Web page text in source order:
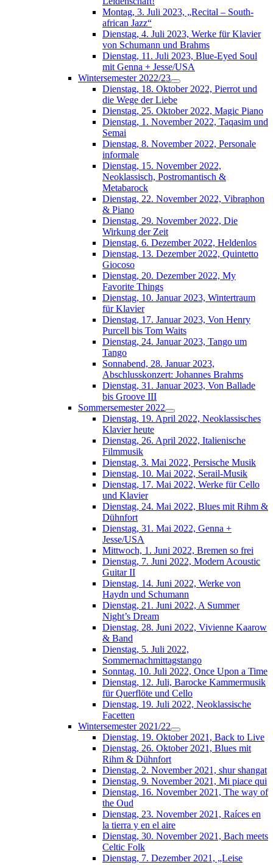
Montag, 3. Juli 2023, „Recital – South-
african Jazz“
Dienstag, 4. Juli 2023, Werke für Klavier
von Schumann und Brahms
Dienstag, 11. Juli 2023, Blue-Eyed Soul
mit Genna + Jesse/USA
Wintersemester 2022/23
Dienstag, 18. Oktober 2022, Pierrot und
die Wege der Liebe
Dienstag, 25. Oktober 2022, Magic Piano
Dienstag, 1. November 2022, Taqasim und
Semai
Dienstag, 8. November 2022, Personale
informale
Dienstag, 15. November 2022,
Neoklassisch, Postromantisch &
Metabarock
Dienstag, 22. November 2022, Vibraphon
& Piano
Dienstag, 29. November 2022, Die
Wirkung der Zeit
Dienstag, 6. Dezember 2022, Heldenlos
Dienstag, 13. Dezember 2022, Quintetto
Giocoso
Dienstag, 20. Dezember 2022, My
Favorite Things
Dienstag, 10. Januar 2023, Wintertraum
für Klavier
Dienstag, 17. Januar 2023, Von Henry
Purcell bis Tom Waits
Dienstag, 24. Januar 2023, Tango um
Tango
Sonnabend, 28. Januar 2023,
Abschlusskonzert: Johannes Brahms
Dienstag, 31. Januar 2023, Von Ballade
bis Groove III
Sommersemester 2022
Dienstag, 19. April 2022, Neoklassisches
Klavier heute
Dienstag, 26. April 2022, Italienische
Filmmusik
Dienstag, 3. Mai 2022, Persische Musik
Dienstag, 10. Mai 2022, Serail-Musik
Dienstag, 17. Mai 2022, Werke für Cello
und Klavier
Dienstag, 24. Mai 2022, Blues mit Rihm &
Dühnfort
Dienstag, 31. Mai 2022, Genna +
Jesse/USA
Mittwoch, 1. Juni 2022, Bremen so frei
Dienstag, 7. Juni 2022, Modern Acoustic
Guitar II
Dienstag, 14. Juni 2022, Werke von
Haydn und Schumann
Dienstag, 21. Juni 2022, A Summer
Night’s Dream
Dienstag, 28. Juni 2022, Vivienne Kaarow
& Band
Dienstag, 5. Juli 2022,
Sommernachmittagstango
Sonntag, 10. Juli 2022, Once Upon a Time
Dienstag, 12. Juli, Barocke Kammermusik
für Querflöte und Cello
Dienstag, 19. Juli 2022, Neoklassische
Facetten
Wintersemester 2021/22
Dienstag, 19. Oktober 2021, Back to Live
Dienstag, 26. Oktober 2021, Blues mit
Rihm & Dühnfort
Dienstag, 2. November 2021, shur shangat
Dienstag, 9. November 2021, Mi piace qui
Dienstag, 16. November 2021, The way of
the Oud
Dienstag, 23. November 2021, Raíces en
la tierra y en el aire
Dienstag, 30. November 2021, Bach meets
Celtic Folk
Dienstag, 7. Dezember 2021, „Leise